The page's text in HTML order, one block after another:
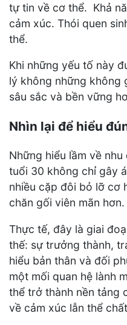
tự tin về cơ thể. Khả
cảm xúc. Thói quen
thể.
Khi những yếu tố này
lý không những không
sâu sắc và bền vững
Nhìn lại để hiểu
Những hiểu lầm về
tuổi 30 không chỉ gây
nhiều cặp đôi bỏ lỡ cơ
chăn gối viên mãn hơn.
Thực tế, đây là giai
thế: sự trưởng thành,
hiểu bản thân và đối
một mối quan hệ lành
thể trở thành nền tảng
về cảm xúc lẫn thể